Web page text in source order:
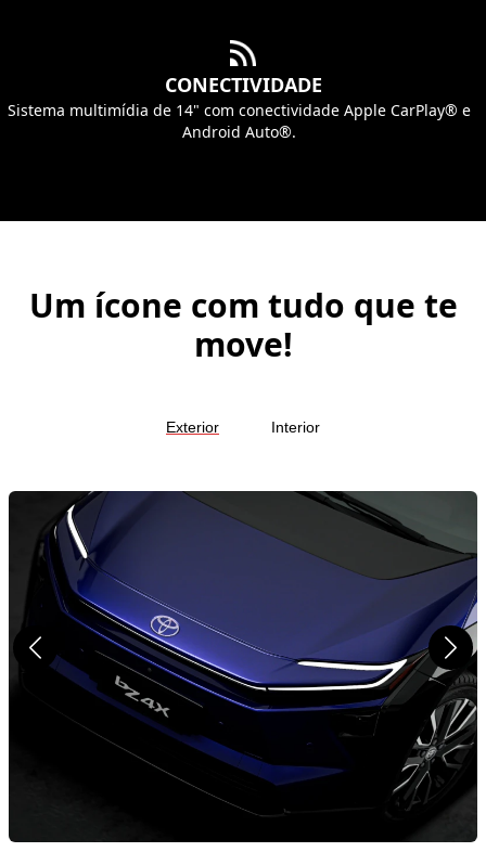
CONECTIVIDADE
Sistema multimídia de 14" com conectividade Apple CarPlay® e
Android Auto®.
Um ícone com tudo que te
move!
Exterior Interior